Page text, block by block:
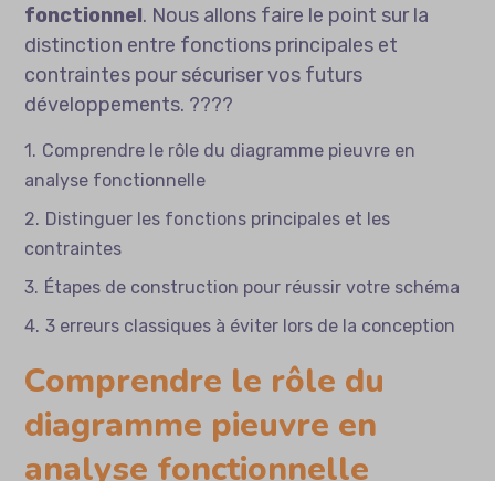
fonctionnel. Nous allons faire le point sur la
distinction entre fonctions principales et
contraintes pour sécuriser vos futurs
développements. ????
Comprendre le rôle du diagramme pieuvre en
analyse fonctionnelle
Distinguer les fonctions principales et les
contraintes
Étapes de construction pour réussir votre schéma
3 erreurs classiques à éviter lors de la conception
Comprendre le rôle du
diagramme pieuvre en
analyse fonctionnelle